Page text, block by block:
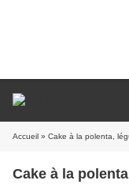
Accueil » Cake à la polenta,
Cake à la